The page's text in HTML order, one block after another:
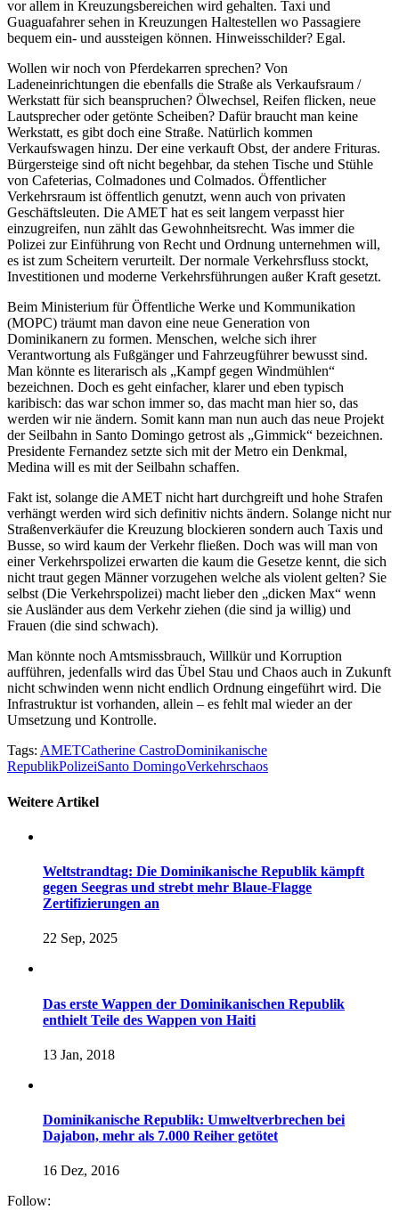
vor allem in Kreuzungsbereichen wird gehalten. Taxi und
Guaguafahrer sehen in Kreuzungen Haltestellen wo Passagiere
bequem ein- und aussteigen können. Hinweisschilder? Egal.
Wollen wir noch von Pferdekarren sprechen? Von
Ladeneinrichtungen die ebenfalls die Straße als Verkaufsraum /
Werkstatt für sich beanspruchen? Ölwechsel, Reifen flicken, neue
Lautsprecher oder getönte Scheiben? Dafür braucht man keine
Werkstatt, es gibt doch eine Straße. Natürlich kommen
Verkaufswagen hinzu. Der eine verkauft Obst, der andere Frituras.
Bürgersteige sind oft nicht begehbar, da stehen Tische und Stühle
von Cafeterias, Colmadones und Colmados. Öffentlicher
Verkehrsraum ist öffentlich genutzt, wenn auch von privaten
Geschäftsleuten. Die AMET hat es seit langem verpasst hier
einzugreifen, nun zählt das Gewohnheitsrecht. Was immer die
Polizei zur Einführung von Recht und Ordnung unternehmen will,
es ist zum Scheitern verurteilt. Der normale Verkehrsfluss stockt,
Investitionen und moderne Verkehrsführungen außer Kraft gesetzt.
Beim Ministerium für Öffentliche Werke und Kommunikation
(MOPC) träumt man davon eine neue Generation von
Dominikanern zu formen. Menschen, welche sich ihrer
Verantwortung als Fußgänger und Fahrzeugführer bewusst sind.
Man könnte es literarisch als „Kampf gegen Windmühlen“
bezeichnen. Doch es geht einfacher, klarer und eben typisch
karibisch: das war schon immer so, das macht man hier so, das
werden wir nie ändern. Somit kann man nun auch das neue Projekt
der Seilbahn in Santo Domingo getrost als „Gimmick“ bezeichnen.
Presidente Fernandez setzte sich mit der Metro ein Denkmal,
Medina will es mit der Seilbahn schaffen.
Fakt ist, solange die AMET nicht hart durchgreift und hohe Strafen
verhängt werden wird sich definitiv nichts ändern. Solange nicht nur
Straßenverkäufer die Kreuzung blockieren sondern auch Taxis und
Busse, so wird kaum der Verkehr fließen. Doch was will man von
einer Verkehrspolizei erwarten die kaum die Gesetze kennt, die sich
nicht traut gegen Männer vorzugehen welche als violent gelten? Sie
selbst (Die Verkehrspolizei) macht lieber den „dicken Max“ wenn
sie Ausländer aus dem Verkehr ziehen (die sind ja willig) und
Frauen (die sind schwach).
Man könnte noch Amtsmissbrauch, Willkür und Korruption
aufführen, jedenfalls wird das Übel Stau und Chaos auch in Zukunft
nicht schwinden wenn nicht endlich Ordnung eingeführt wird. Die
Infrastruktur ist vorhanden, allein – es fehlt mal wieder an der
Umsetzung und Kontrolle.
Tags: AMETCatherine CastroDominikanische
RepublikPolizeiSanto DomingoVerkehrschaos
Weitere Artikel
Weltstrandtag: Die Dominikanische Republik kämpft
gegen Seegras und strebt mehr Blaue-Flagge
Zertifizierungen an
22 Sep, 2025
Das erste Wappen der Dominikanischen Republik
enthielt Teile des Wappen von Haiti
13 Jan, 2018
Dominikanische Republik: Umweltverbrechen bei
Dajabon, mehr als 7.000 Reiher getötet
16 Dez, 2016
Follow: